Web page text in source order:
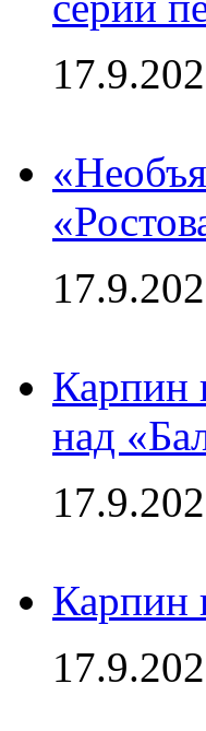
Карпин
над
Карпин